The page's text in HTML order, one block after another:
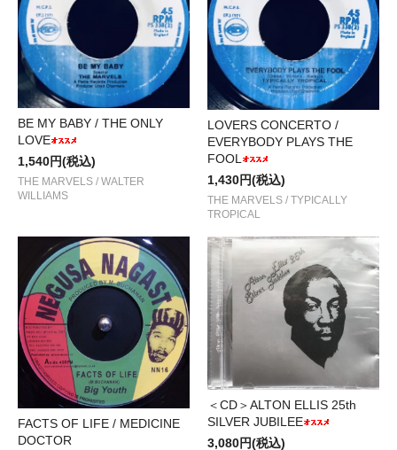
BE MY BABY / THE ONLY
LOVE
1,540円(税込)
THE MARVELS / WALTER
WILLIAMS
LOVERS CONCERTO /
EVERYBODY PLAYS THE
FOOL
1,430円(税込)
THE MARVELS / TYPICALLY
TROPICAL
FACTS OF LIFE / MEDICINE
DOCTOR
＜CD＞ALTON ELLIS 25th
SILVER JUBILEE
3,080円(税込)